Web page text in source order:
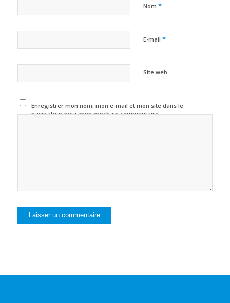
Nom *
E-mail *
Site web
Enregistrer mon nom, mon e-mail et mon site dans le
navigateur pour mon prochain commentaire.